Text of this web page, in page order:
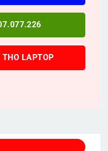
LAPTOP